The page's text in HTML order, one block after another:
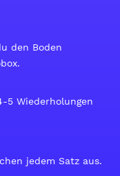
den Boden
5 Wiederholungen
jedem Satz aus.